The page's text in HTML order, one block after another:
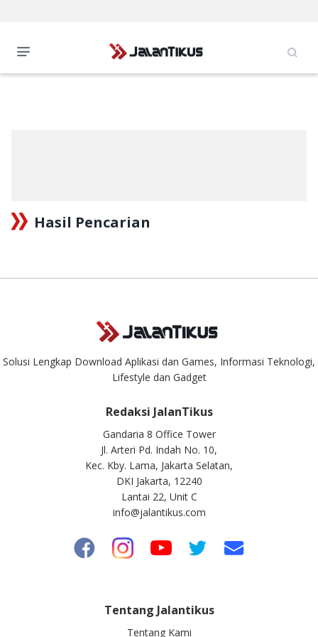
Hasil Pencarian
Solusi Lengkap Download Aplikasi dan Games, Informasi Teknologi,
Lifestyle dan Gadget
Redaksi JalanTikus
Gandaria 8 Office Tower
Jl. Arteri Pd. Indah No. 10,
Kec. Kby. Lama, Jakarta Selatan,
DKI Jakarta, 12240
Lantai 22, Unit C
info@jalantikus.com
Tentang Jalantikus
Tentang Kami